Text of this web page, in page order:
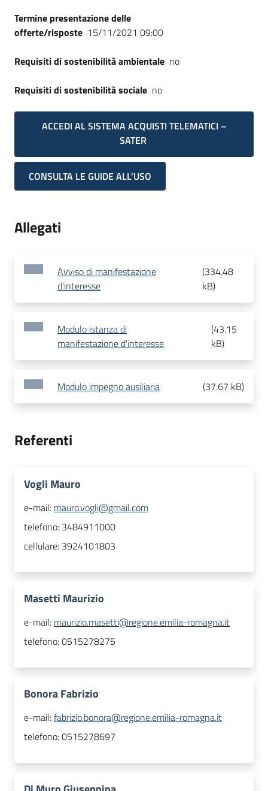
Termine presentazione delle
offerte/risposte 15/11/2021 09:00
Requisiti di sostenibilità ambientale no
Requisiti di sostenibilità sociale no
ACCEDI AL SISTEMA ACQUISTI TELEMATICI –
SATER
CONSULTA LE GUIDE ALL'USO
Allegati
Avviso di manifestazione
d’interesse
(334.48
kB)
Modulo istanza di
manifestazione d'interesse
(43.15
kB)
Modulo impegno ausiliaria (37.67 kB)
Referenti
Vogli Mauro
e-mail: mauro.vogli@gmail.com
telefono: 3484911000
cellulare: 3924101803
Masetti Maurizio
e-mail: maurizio.masetti@regione.emilia-romagna.it
telefono:0515278275
Bonora Fabrizio
e-mail:fabrizio.bonora@regione.emilia-romagna.it
telefono:0515278697